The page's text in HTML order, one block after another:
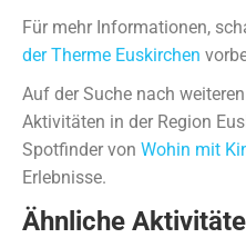
Für mehr Informationen,
der Therme Euskirchen
Auf der Suche nach
Aktivitäten in der Region
Spotfinder von Wohin mit
Erlebnisse.
Ähnliche